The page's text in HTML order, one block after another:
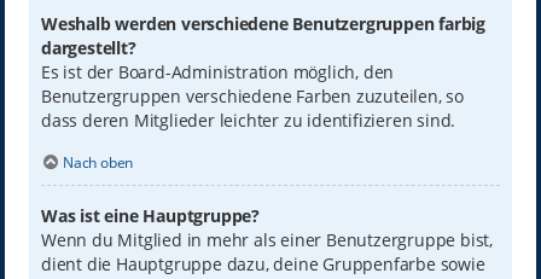
Weshalb werden verschiedene Benutzergruppen farbig
dargestellt?
Es ist der Board-Administration möglich, den
Benutzergruppen verschiedene Farben zuzuteilen, so
dass deren Mitglieder leichter zu identifizieren sind.
Nach oben
Was ist eine Hauptgruppe?
Wenn du Mitglied in mehr als einer Benutzergruppe bist,
dient die Hauptgruppe dazu, deine Gruppenfarbe sowie